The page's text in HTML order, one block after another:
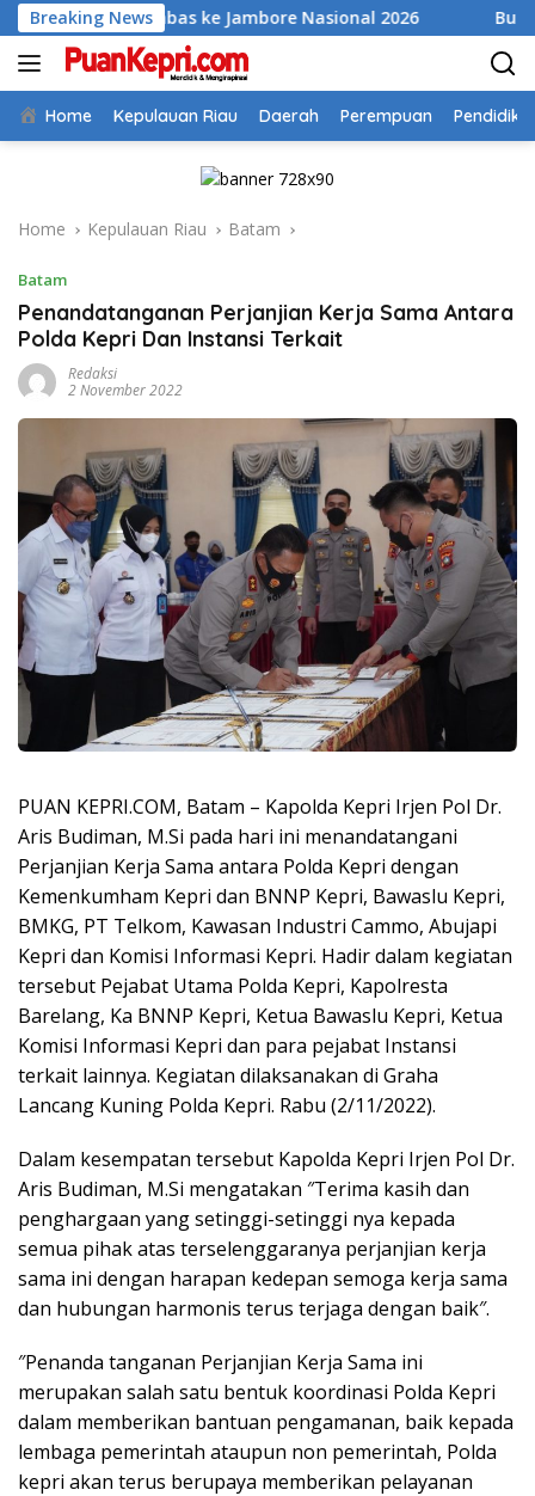
Skip
to
content
Breaking News
Anambas ke Jambore Nasional 2026 Bupati Aneng
Home Kepulauan Riau Daerah Perempuan
Home Kepulauan Riau Batam
Batam
Penandatanganan Perjanjian Kerja Sama Antara
Polda Kepri Dan Instansi Terkait
Redaksi
2 November 2022
PUAN KEPRI.COM, Batam – Kapolda Kepri Irjen Pol Dr.
Aris Budiman, M.Si pada hari ini menandatangani
Perjanjian Kerja Sama antara Polda Kepri dengan
Kemenkumham Kepri dan BNNP Kepri, Bawaslu Kepri,
BMKG, PT Telkom, Kawasan Industri Cammo, Abujapi
Kepri dan Komisi Informasi Kepri. Hadir dalam kegiatan
tersebut Pejabat Utama Polda Kepri, Kapolresta
Barelang, Ka BNNP Kepri, Ketua Bawaslu Kepri, Ketua
Komisi Informasi Kepri dan para pejabat Instansi
terkait lainnya. Kegiatan dilaksanakan di Graha
Lancang Kuning Polda Kepri. Rabu (2/11/2022).
Dalam kesempatan tersebut Kapolda Kepri Irjen Pol Dr.
Aris Budiman, M.Si mengatakan ″Terima kasih dan
penghargaan yang setinggi-setinggi nya kepada
semua pihak atas terselenggaranya perjanjian kerja
sama ini dengan harapan kedepan semoga kerja sama
dan hubungan harmonis terus terjaga dengan baik″.
″Penanda tanganan Perjanjian Kerja Sama ini
merupakan salah satu bentuk koordinasi Polda Kepri
dalam memberikan bantuan pengamanan, baik kepada
lembaga pemerintah ataupun non pemerintah, Polda
kepri akan terus berupaya memberikan pelayanan